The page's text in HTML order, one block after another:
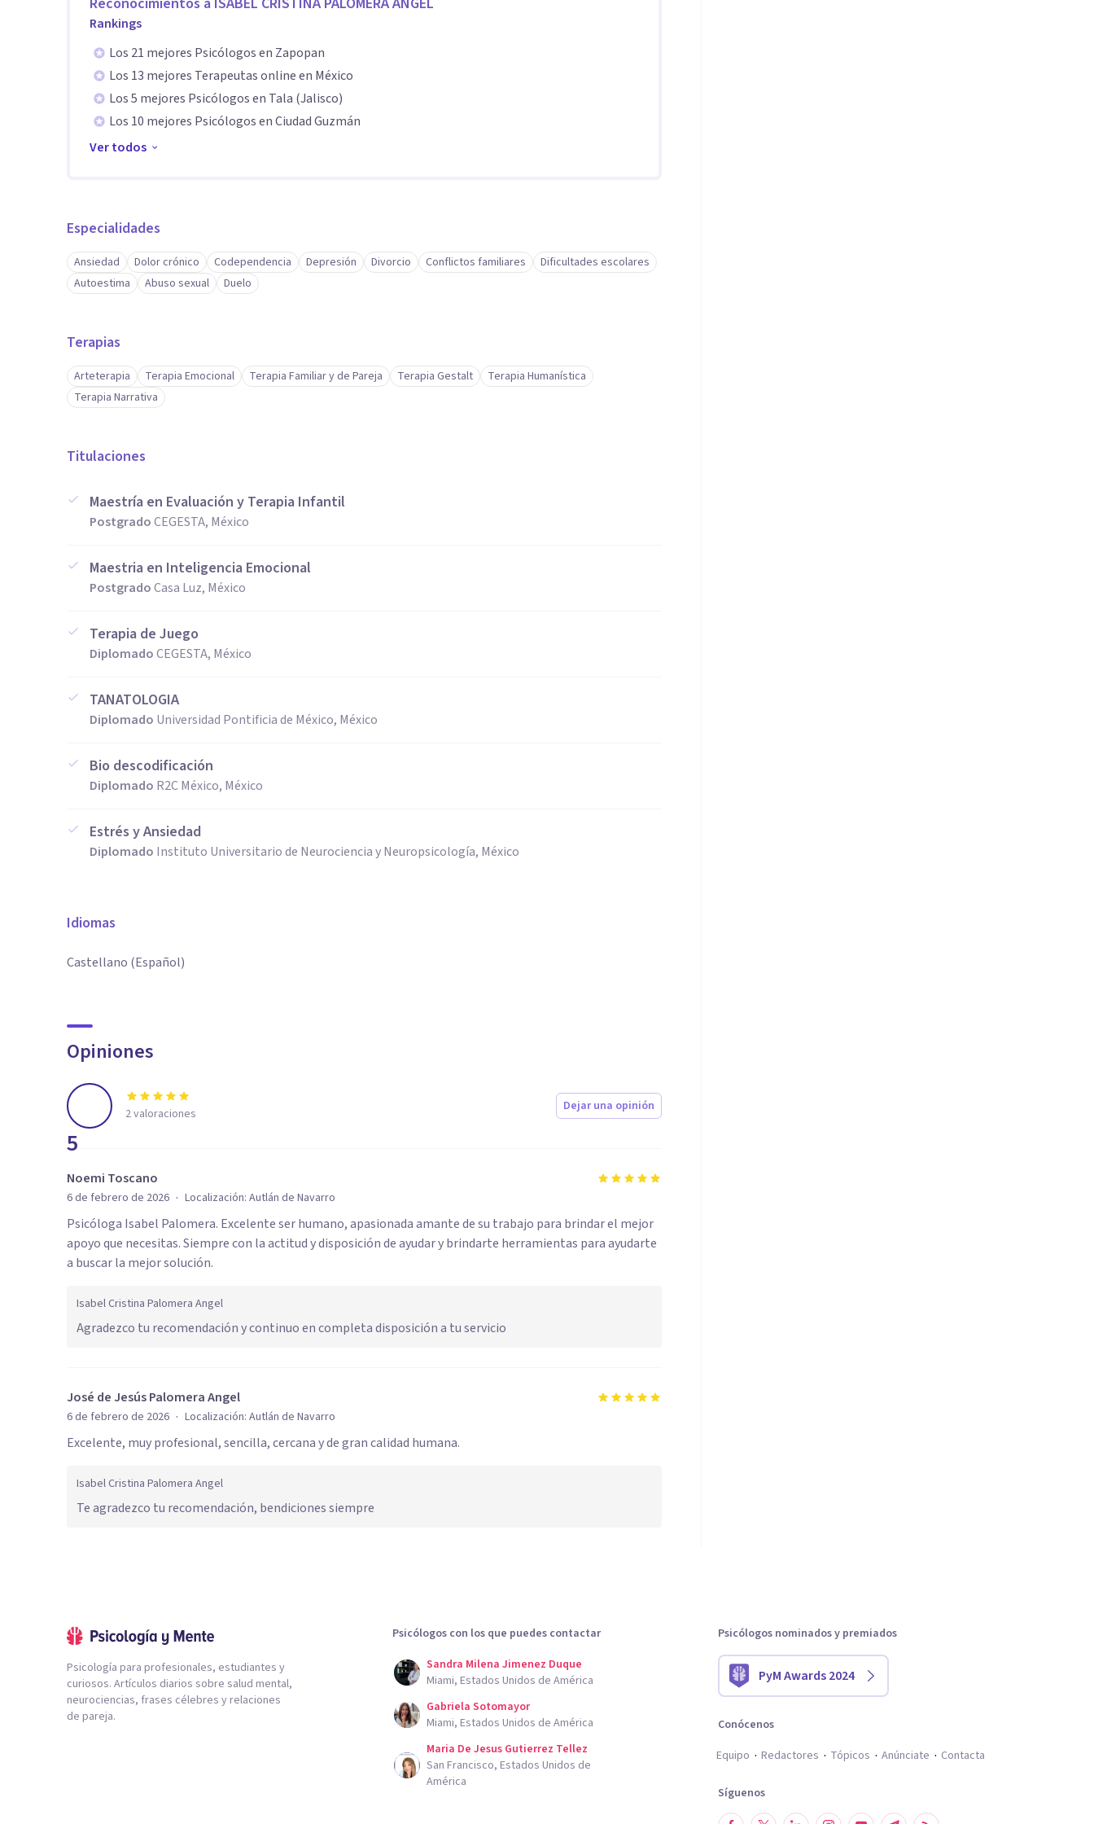
Rankings
Los 21 mejores Psicólogos en Zapopan
Los 13 mejores Terapeutas online en México
Los 5 mejores Psicólogos en Tala (Jalisco)
Los 10 mejores Psicólogos en Ciudad Guzmán
Ver todos
Especialidades
Ansiedad Dolor crónico Codependencia Depresión Divorcio Conflictos familiares
Dificultades escolares
Autoestima
Abuso sexual Duelo
Terapias
Arteterapia Terapia Emocional Terapia Familiar y de Pareja Terapia Gestalt
Terapia Humanística
Terapia Narrativa
Titulaciones
Maestría en Evaluación y Terapia Infantil
PostgradoCEGESTA, México
Maestria en Inteligencia Emocional
PostgradoCasa Luz, México
Terapia de Juego
DiplomadoCEGESTA, México
TANATOLOGIA
Diplomado Universidad Pontificia de México, México
Bio descodificación
Diplomado R2C México, México
Estrés y Ansiedad
Diplomado Instituto Universitario de Neurociencia y Neuropsicología, México
Idiomas
Castellano (Español)
Opiniones
5
2valoraciones Dejar una opinión
Noemi Toscano
6 de febrero de 2026 · Localización: Autlán de Navarro
Psicóloga Isabel Palomera. Excelente ser humano, apasionada amante de su trabajo para brindar el mejor
apoyo que necesitas. Siempre con la actitud y disposición de ayudar y brindarte herramientas para ayudarte
a buscar la mejor solución.
Isabel Cristina Palomera Angel
Agradezco tu recomendación y continuo en completa disposición a tu servicio
José de Jesús Palomera Angel
6 de febrero de 2026 · Localización: Autlán de Navarro
Excelente, muy profesional, sencilla, cercana y de gran calidad humana.
Isabel Cristina Palomera Angel
Te agradezco tu recomendación, bendiciones siempre
Psicología para profesionales, estudiantes y
curiosos. Artículos diarios sobre salud mental,
neurociencias, frases célebres y relaciones
de pareja.
Psicólogos con los que puedes contactar
Sandra Milena Jimenez Duque
Miami, Estados Unidos de América
Gabriela Sotomayor
Miami, Estados Unidos de América
Maria De Jesus Gutierrez Tellez
San Francisco, Estados Unidos de
América
Psicólogos nominados y premiados
PyM Awards 2024
Conócenos
Equipo
Redactores Tópicos Anúnciate Contacta
Síguenos